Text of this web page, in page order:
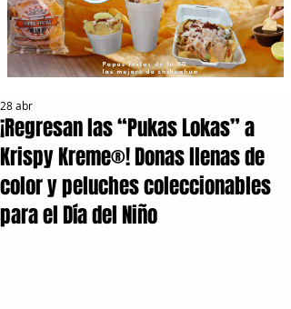
¡Regresan las “Pukas Lokas” a
Krispy Kreme®! Donas llenas de
color y peluches coleccionables
para el Día del Niño
28 abr